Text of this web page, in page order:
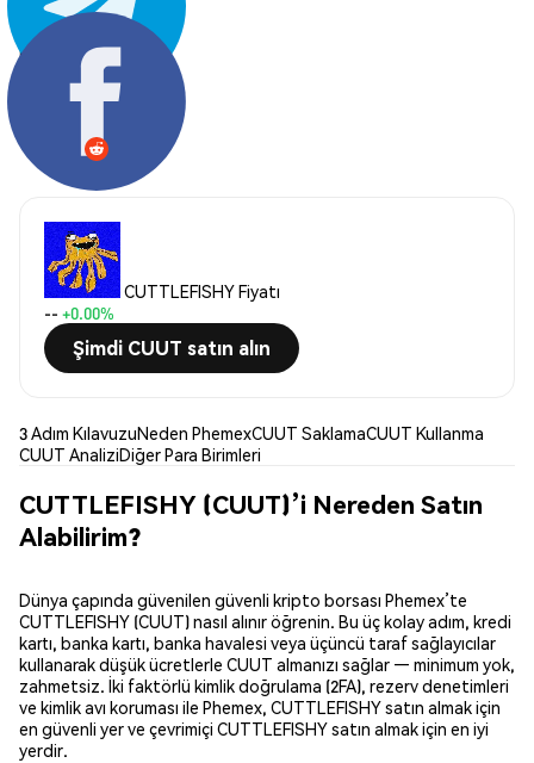
Paylaş:
CUTTLEFISHY Fiyatı
-- +0.00%
Şimdi CUUT satın alın
3 Adım KılavuzuNeden PhemexCUUT SaklamaCUUT Kullanma
CUUT AnaliziDiğer Para Birimleri
CUTTLEFISHY (CUUT)’i Nereden Satın
Alabilirim?
Dünya çapında güvenilen güvenli kripto borsası Phemex’te
CUTTLEFISHY (CUUT) nasıl alınır öğrenin. Bu üç kolay adım, kredi
kartı, banka kartı, banka havalesi veya üçüncü taraf sağlayıcılar
kullanarak düşük ücretlerle CUUT almanızı sağlar — minimum yok,
zahmetsiz. İki faktörlü kimlik doğrulama (2FA), rezerv denetimleri
ve kimlik avı koruması ile Phemex, CUTTLEFISHY satın almak için
en güvenli yer ve çevrimiçi CUTTLEFISHY satın almak için en iyi
yerdir.